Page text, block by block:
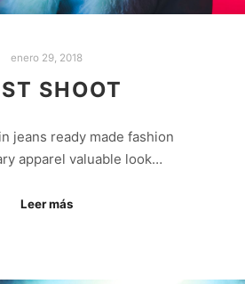
enero 29, 2018
SHOOT
jeans ready made fashion
apparel valuable look…
Leer más